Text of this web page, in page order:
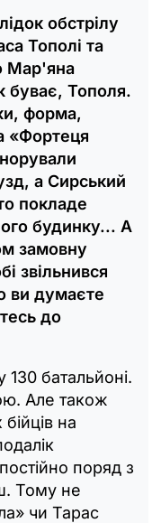
обстрілу
Тополі та
Мар'яна
буває, Тополя.
форма,
«Фортеця
а Сирський
покладе
будинку... А
замовну
звільнився
ви думаєте
до
130 батальйоні.
Але також
на
поряд з
Тому не
чи Тарас